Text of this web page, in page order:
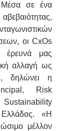
Μέσα σε ένα
οι CxOs
έρευνά μας
αλλαγή ως
δηλώνει η
Risk
«Η
μέλλον